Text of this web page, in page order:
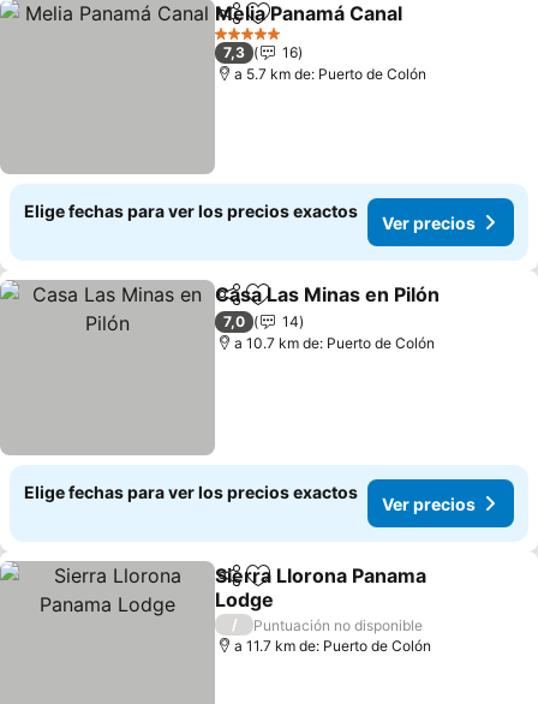
CompartirAgregar a favoritos
Melia Panamá Canal
5 Estrellas
7,3
16
a 5.7 km de: Puerto de Colón
Elige fechas para ver los precios exactos
Ver precios
CompartirAgregar a favoritos
Casa Las Minas en Pilón
7,0
14
a 10.7 km de: Puerto de Colón
Elige fechas para ver los precios exactos
Ver precios
CompartirAgregar a favoritos
Sierra Llorona Panama
Lodge
/
Puntuación no disponible
a 11.7 km de: Puerto de Colón